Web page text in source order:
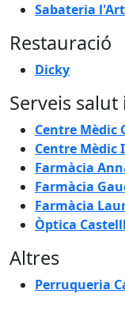
Sabateria
Restauració
Dicky
Serveis
Centre Mèdic
Centre Mèdic
Farmàcia
Farmàcia
Farmàcia
Òptica
Altres
Perruqueria